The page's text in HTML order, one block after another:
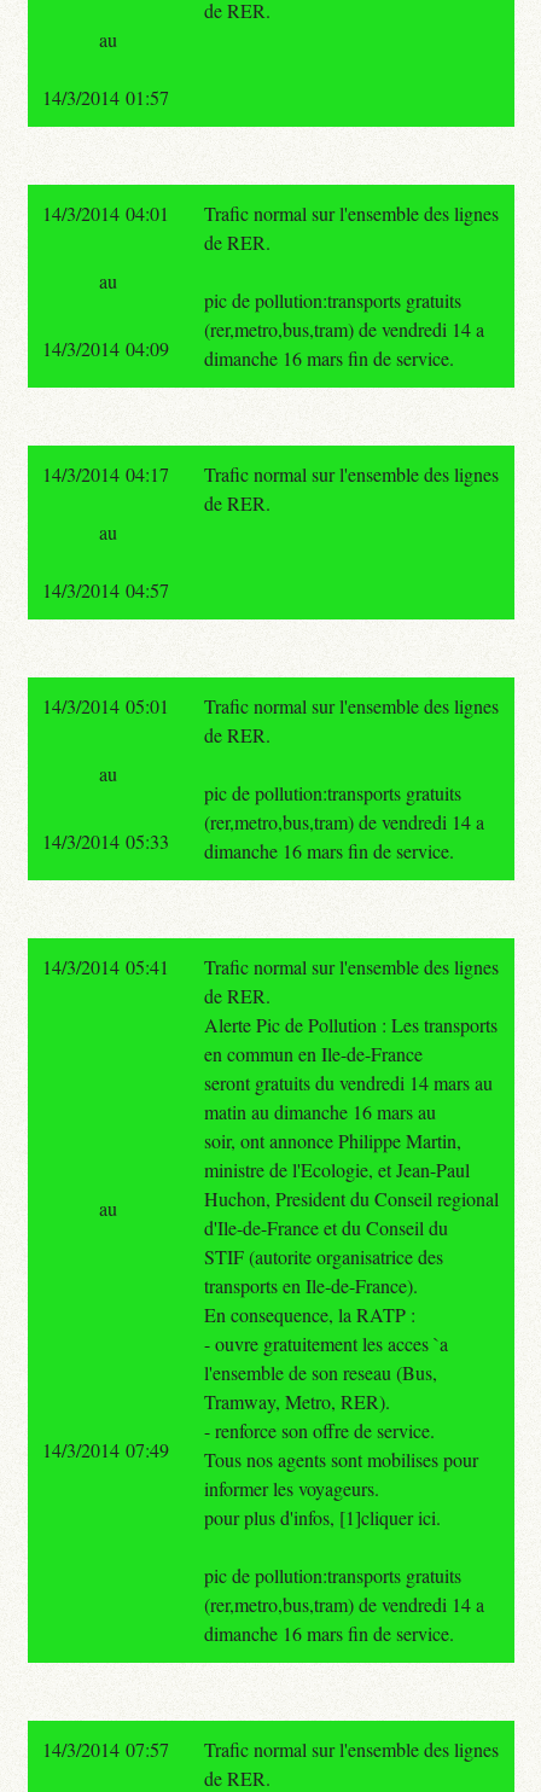
de RER.
au
14/3/2014 01:57
14/3/2014 04:01
Trafic normal sur l'ensemble des lignes
de RER.
pic de pollution:transports gratuits
(rer,metro,bus,tram) de vendredi 14 a
dimanche 16 mars fin de service.
au
14/3/2014 04:09
14/3/2014 04:17
Trafic normal sur l'ensemble des lignes
de RER.
au
14/3/2014 04:57
14/3/2014 05:01
Trafic normal sur l'ensemble des lignes
de RER.
pic de pollution:transports gratuits
(rer,metro,bus,tram) de vendredi 14 a
dimanche 16 mars fin de service.
au
14/3/2014 05:33
14/3/2014 05:41
Trafic normal sur l'ensemble des lignes
de RER.
Alerte Pic de Pollution : Les transports
en commun en Ile-de-France
seront gratuits du vendredi 14 mars au
matin au dimanche 16 mars au
soir, ont annonce Philippe Martin,
ministre de l'Ecologie, et Jean-Paul
Huchon, President du Conseil regional
d'Ile-de-France et du Conseil du
STIF (autorite organisatrice des
transports en Ile-de-France).
En consequence, la RATP :
- ouvre gratuitement les acces `a
l'ensemble de son reseau (Bus,
Tramway, Metro, RER).
- renforce son offre de service.
Tous nos agents sont mobilises pour
informer les voyageurs.
pour plus d'infos, [1]cliquer ici.
pic de pollution:transports gratuits
(rer,metro,bus,tram) de vendredi 14 a
dimanche 16 mars fin de service.
au
14/3/2014 07:49
14/3/2014 07:57
Trafic normal sur l'ensemble des lignes
de RER.